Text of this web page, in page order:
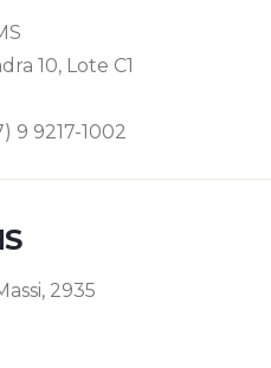
10, Lote C1
9 9217-1002
2935